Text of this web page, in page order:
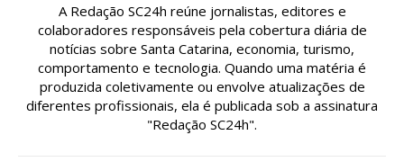
A Redação SC24h reúne jornalistas, editores e
colaboradores responsáveis pela cobertura diária de
notícias sobre Santa Catarina, economia, turismo,
comportamento e tecnologia. Quando uma matéria é
produzida coletivamente ou envolve atualizações de
diferentes profissionais, ela é publicada sob a assinatura
"Redação SC24h".